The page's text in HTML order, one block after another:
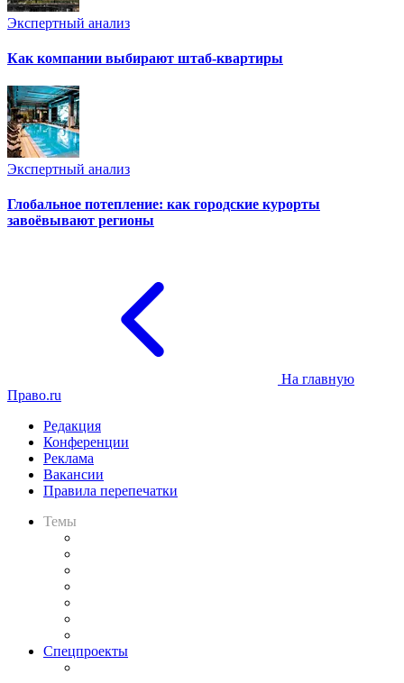
Экспертный анализ
Как компании выбирают штаб-квартиры
Экспертный анализ
Глобальное потепление: как городские курорты
завоёвывают регионы
На главную
Право.ru
Редакция
Конференции
Реклама
Вакансии
Правила перепечатки
Темы
Спецпроекты